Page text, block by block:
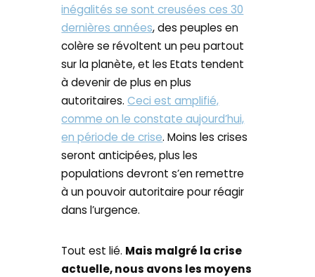
inégalités se sont creusées ces 30
dernières années, des peuples en
colère se révoltent un peu partout
sur la planète, et les Etats tendent
à devenir de plus en plus
autoritaires.Ceci est amplifié,
comme on le constate aujourd’hui,
en période de crise. Moins les crises
seront anticipées, plus les
populations devront s’en remettre
à un pouvoir autoritaire pour réagir
dans l’urgence.
Tout est lié. Mais malgré la crise
actuelle, nous avons les moyens